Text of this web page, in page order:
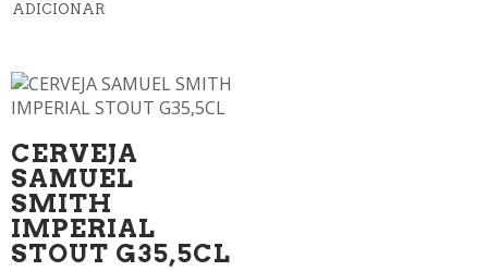
ADICIONAR
CERVEJA
SAMUEL
SMITH
IMPERIAL
STOUT G35,5CL